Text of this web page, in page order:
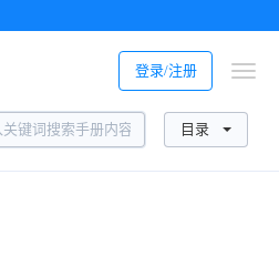
登录/注册
目录